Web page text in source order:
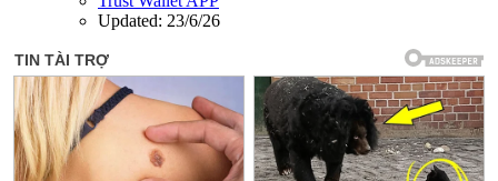
Updated: 23/6/26